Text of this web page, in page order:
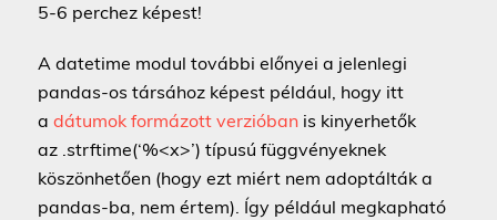
5-6 perchez képest!
A datetime modul további előnyei a jelenlegi
pandas-os társához képest például, hogy itt
a dátumok formázott verzióbanis kinyerhetők
az .strftime(‘%<x>’) típusú függvényeknek
köszönhetően (hogy ezt miért nem adoptálták a
pandas-ba, nem értem). Így például megkapható